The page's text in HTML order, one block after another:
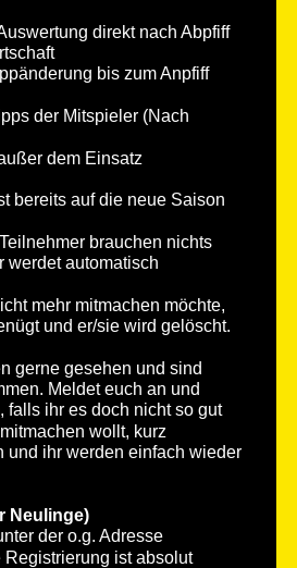
direkt nach Abpfiff
bis zum Anpfiff
der Mitspieler (Nach
dem Einsatz
bereits auf die neue Saison
brauchen nichts
werdet automatisch
mehr mitmachen möchte,
und er/sie wird gelöscht.
gerne gesehen und sind
Meldet euch an und
falls ihr es doch nicht so gut
wollt, kurz
und ihr werden einfach wieder
Neulinge)
der o.g. Adresse
Registrierung ist absolut